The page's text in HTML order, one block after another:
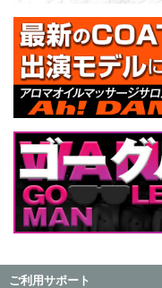
ご利用サポート